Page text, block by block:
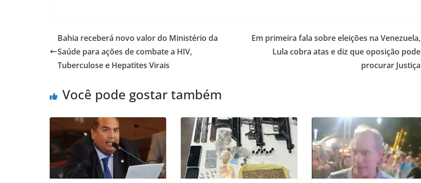
s
A
p
e
b
o
k
l e
Bahia receberá novo valor do Ministério da
Saúde para ações de combate a HIV,
Tuberculose e Hepatites Virais
Em primeira fala sobre eleições na Venezuela,
Lula cobra atas e diz que oposição pode
procurar Justiça
Você pode gostar também